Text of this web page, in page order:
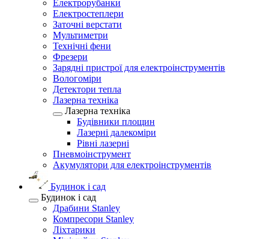
Електрорубанки
Електростеплери
Заточні верстати
Мультиметри
Технічні фени
Фрезери
Зарядні пристрої для електроінструментів
Вологоміри
Детектори тепла
Лазерна техніка
Лазерна техніка
Будівники площин
Лазерні далекоміри
Рівні лазерні
Пневмоінструмент
Акумулятори для електроінструментів
Будинок і сад
Будинок і сад
Драбини Stanley
Компресори Stanley
Ліхтарики